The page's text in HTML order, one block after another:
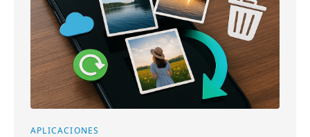
APLICACIONES